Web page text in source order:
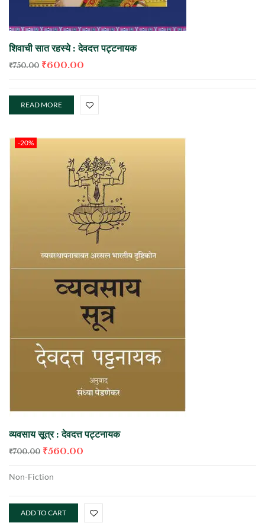
शिवाची सात रहस्ये : देवदत्त पट्टनायक
₹750.00 ₹600.00
READ MORE
-20%
व्यवसाय सूत्र : देवदत्त पट्टनायक
₹700.00 ₹560.00
Non-Fiction
ADD TO CART